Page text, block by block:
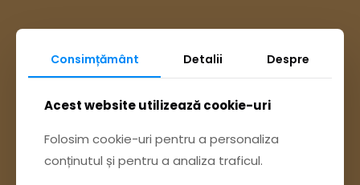
Ai întrebări? Accesează
Consimțământ Detalii Despre
Acest website utilizează cookie-uri
Folosim cookie-uri pentru a personaliza
conținutul și pentru a analiza traficul.